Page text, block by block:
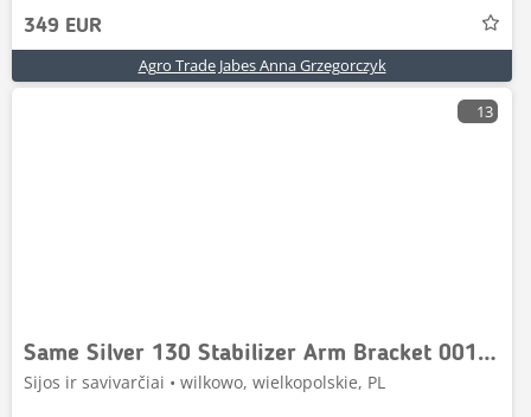
349 EUR
Agro Trade Jabes Anna Grzegorczyk
13
Same Silver 130 Stabilizer Arm Bracket 001064220
Sijos ir savivarčiai • wilkowo, wielkopolskie, PL